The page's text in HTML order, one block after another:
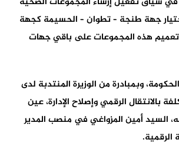
جهة طنجة – تطوان – الحسيمة كجهة
هذه المجموعات على باقي جهات
وبمبادرة من الوزيرة المنتدبة لدى
بالانتقال الرقمي وإصلاح الإدارة، عين
السيد أمين المزواغي في منصب المدير
الرقمية.